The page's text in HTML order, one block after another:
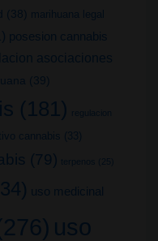
(38)
marihuana legal
posesion cannabis
asociaciones
(39)
(181) regulacion
cannabis (33)
(79) terpenos (25)
uso medicinal
uso